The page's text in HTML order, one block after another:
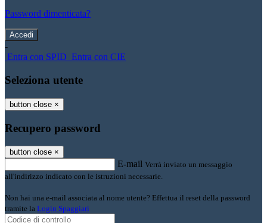
Password dimenticata?
-
Entra con SPID Entra con CIE
Seleziona utente
button close ×
Recupero password
button close ×
E-mail Verrà inviato un messaggio
all'indirizzo indicato con le istruzioni necessarie.
Non hai una e-mail associata al nome utente? Effettua il reset della password
tramite la Login Spaggiari